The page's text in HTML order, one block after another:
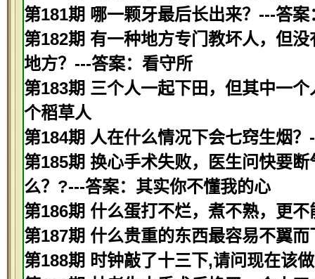
第181期 哪一颗牙最后长出来？---答案
第182期 有一种地方专门教坏人，但
地方？---答案：看守所
第183期 三个人一起下田，但其中一
个稻草人
第184期 人在什么情况下会七窍生烟
第185期 换心手术失败，医生问快要
么？?---答案：其实你不懂我的心
第186期 什么蛋打不烂，煮不熟，更
第187期 什么贵重的东西最容易不翼
第188期 时钟敲了十三下,请问现在该